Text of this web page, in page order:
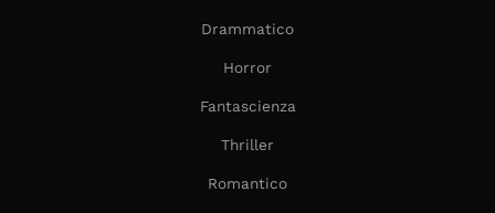
Drammatico
Horror
Fantascienza
Thriller
Romantico